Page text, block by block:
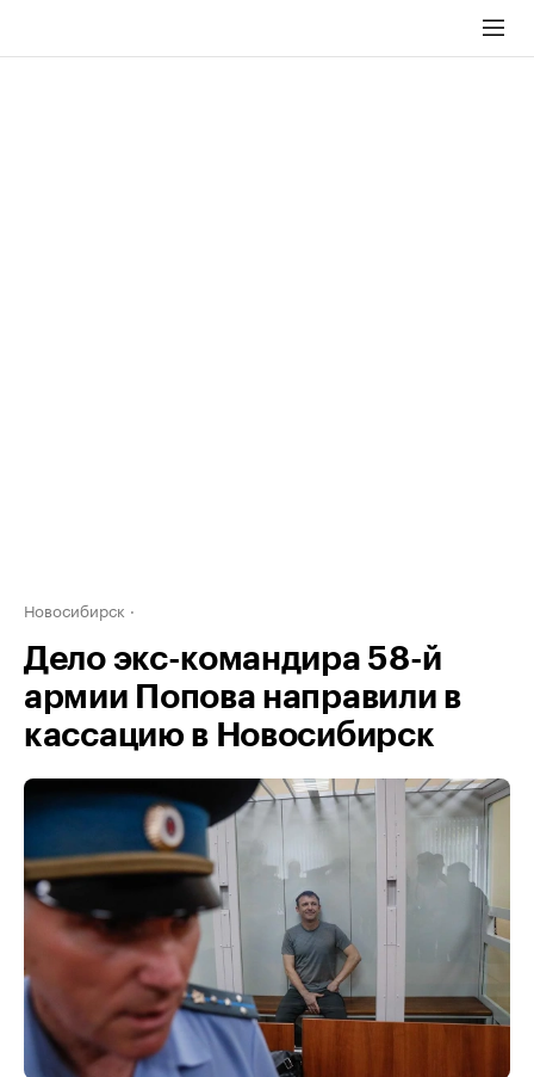
Новосибирск
Дело экс-командира 58-й
армии Попова направили в
кассацию в Новосибирск